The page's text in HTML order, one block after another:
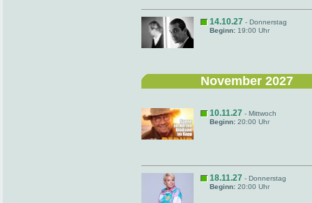
14.10.27 - Donnerstag
Beginn: 19:00 Uhr
November 2027
10.11.27 - Mittwoch
Beginn: 20:00 Uhr
18.11.27 - Donnerstag
Beginn: 20:00 Uhr